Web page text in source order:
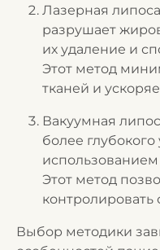
Лазерная
разрушает
их удаление и
Этот метод
тканей и
Вакуумная
более
использованием
Этот метод
Выбор методики